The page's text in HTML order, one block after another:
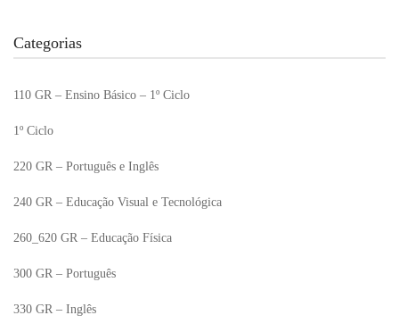
Categorias
110 GR – Ensino Básico – 1º Ciclo
1º Ciclo
220 GR – Português e Inglês
240 GR – Educação Visual e Tecnológica
260_620 GR – Educação Física
300 GR – Português
330 GR – Inglês